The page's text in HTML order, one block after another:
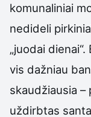
komunaliniai
nedideli
„juodai
vis dažniau
skaudžiausia –
uždirbtas